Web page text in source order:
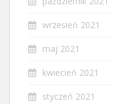
wrzesień 2021
maj 2021
kwiecień 2021
styczeń 2021